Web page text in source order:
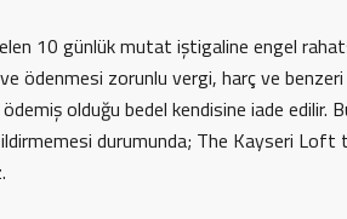
10 günlük mutat iştigaline engel
zorunlu vergi, harç ve
olduğu bedel kendisine iade edilir.
bildirmemesi durumunda; The Kayseri